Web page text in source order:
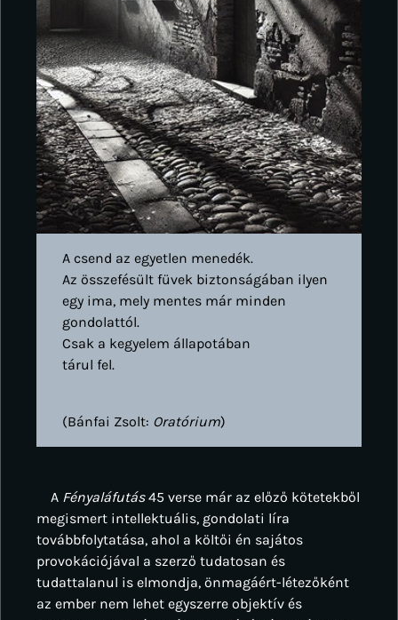
A csend az egyetlen menedék.
Az összefésült füvek biztonságában ilyen
egy ima, mely mentes már minden
gondolattól.
Csak a kegyelem állapotában
tárul fel.
(Bánfai Zsolt: Oratórium)
A Fényaláfutás45 verse már az előző kötetekből
megismert intellektuális, gondolati líra
továbbfolytatása, ahol a költői én sajátos
provokációjával a szerző tudatosan és
tudattalanul is elmondja, önmagáért-létezőként
az ember nem lehet egyszerre objektív és